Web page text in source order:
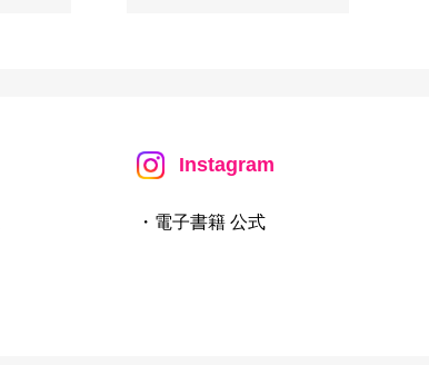
Instagram
・電子書籍 公式